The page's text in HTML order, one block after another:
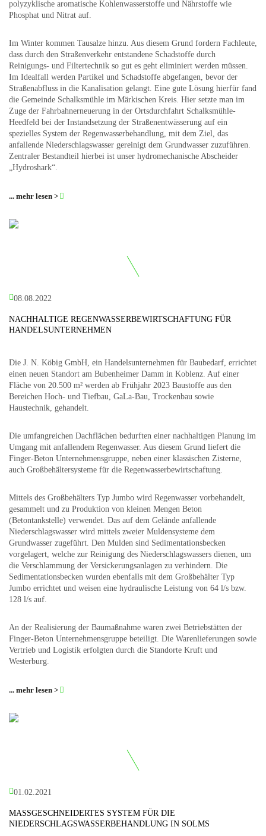
polyzyklische aromatische Kohlenwasserstoffe und Nährstoffe wie
Phosphat und Nitrat auf.
Im Winter kommen Tausalze hinzu. Aus diesem Grund fordern Fachleute,
dass durch den Straßenverkehr entstandene Schadstoffe durch
Reinigungs- und Filtertechnik so gut es geht eliminiert werden müssen.
Im Idealfall werden Partikel und Schadstoffe abgefangen, bevor der
Straßenabfluss in die Kanalisation gelangt. Eine gute Lösung hierfür fand
die Gemeinde Schalksmühle im Märkischen Kreis. Hier setzte man im
Zuge der Fahrbahnerneuerung in der Ortsdurchfahrt Schalksmühle-
Heedfeld bei der Instandsetzung der Straßenentwässerung auf ein
spezielles System der Regenwasserbehandlung, mit dem Ziel, das
anfallende Niederschlagswasser gereinigt dem Grundwasser zuzuführen.
Zentraler Bestandteil hierbei ist unser hydromechanische Abscheider
„Hydroshark“.
... mehr lesen >
08.08.2022
NACHHALTIGE REGENWASSERBEWIRTSCHAFTUNG FÜR
HANDELSUNTERNEHMEN
Die J. N. Köbig GmbH, ein Handelsunternehmen für Baubedarf, errichtet
einen neuen Standort am Bubenheimer Damm in Koblenz. Auf einer
Fläche von 20.500 m² werden ab Frühjahr 2023 Baustoffe aus den
Bereichen Hoch- und Tiefbau, GaLa-Bau, Trockenbau sowie
Haustechnik, gehandelt.
Die umfangreichen Dachflächen bedurften einer nachhaltigen Planung im
Umgang mit anfallendem Regenwasser. Aus diesem Grund liefert die
Finger-Beton Unternehmensgruppe, neben einer klassischen Zisterne,
auch Großbehältersysteme für die Regenwasserbewirtschaftung.
Mittels des Großbehälters Typ Jumbo wird Regenwasser vorbehandelt,
gesammelt und zu Produktion von kleinen Mengen Beton
(Betontankstelle) verwendet. Das auf dem Gelände anfallende
Niederschlagswasser wird mittels zweier Muldensysteme dem
Grundwasser zugeführt. Den Mulden sind Sedimentationsbecken
vorgelagert, welche zur Reinigung des Niederschlagswassers dienen, um
die Verschlammung der Versickerungsanlagen zu verhindern. Die
Sedimentationsbecken wurden ebenfalls mit dem Großbehälter Typ
Jumbo errichtet und weisen eine hydraulische Leistung von 64 l/s bzw.
128 l/s auf.
An der Realisierung der Baumaßnahme waren zwei Betriebstätten der
Finger-Beton Unternehmensgruppe beteiligt. Die Warenlieferungen sowie
Vertrieb und Logistik erfolgten durch die Standorte Kruft und
Westerburg.
... mehr lesen >
01.02.2021
MASSGESCHNEIDERTES SYSTEM FÜR DIE N
IEDERSCHLAGSWASSERBEHANDLUNG IN SOLMS